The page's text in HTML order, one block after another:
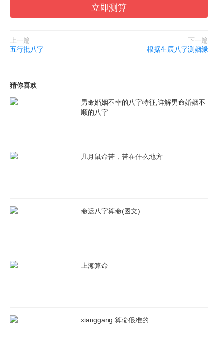
统一领导。局同志自觉维护总党的核心、全党的核心地位，自觉把
维护以同志为核心的党权威和集中统一领导作为原则和根本规矩，
则、道路上同以同志为核心的党保持高度一致。
坚持用思主义化成果wuzhuang头脑，打牢理想信念根基。特别是
党的十九大以来，坚持把学习贯彻党的十九大精神作为首要任务，
在学习领会新时代社会主义思想上先学一步、学深一层，努力带头
三是带头落实重大问题请示报告制度。局同志严格执行请示报告有
的组织，坦诚开展批评和自我批评，坚决防止和反对个人主义、分
绕大局履职尽责，不折不扣贯彻执行党各项决策部署，精心组织、
立即测算
上一篇
五行批八字
下一篇
根据生辰八字测姻缘
猜你喜欢
男命婚姻不幸的八字特征,详解男命婚姻不
顺的八字
几月鼠命苦，苦在什么地方
命运八字算命(图文)
上海算命
xianggang 算命很准的